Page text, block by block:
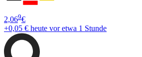
2,069€
+0,05 € heute vor etwa 1 Stunde